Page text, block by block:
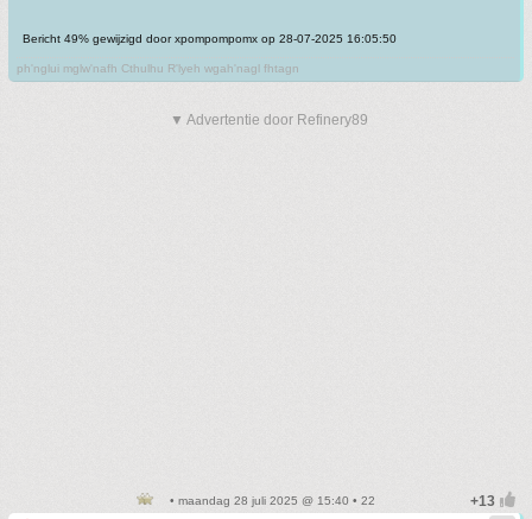
Bericht 49% gewijzigd door xpompompomx op 28-07-2025 16:05:50
ph'nglui mglw'nafh Cthulhu R'lyeh wgah'nagl fhtagn
▼ Advertentie door Refinery89
• maandag 28 juli 2025 @ 15:40 • 22